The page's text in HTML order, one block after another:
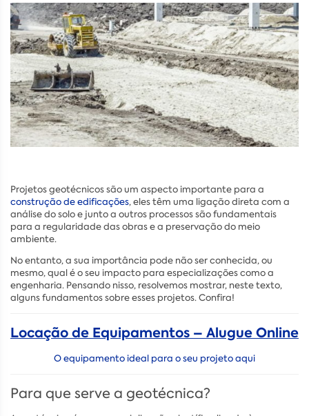
Projetos geotécnicos são um aspecto importante para a
construção de edificações, eles têm uma ligação direta com a
análise do solo e junto a outros processos são fundamentais
para a regularidade das obras e a preservação do meio
ambiente.
No entanto, a sua importância pode não ser conhecida, ou
mesmo, qual é o seu impacto para especializações como a
engenharia. Pensando nisso, resolvemos mostrar, neste texto,
alguns fundamentos sobre esses projetos. Confira!
Locação de Equipamentos – Alugue Online
O equipamento ideal para o seu projeto aqui
Para que serve a geotécnica?